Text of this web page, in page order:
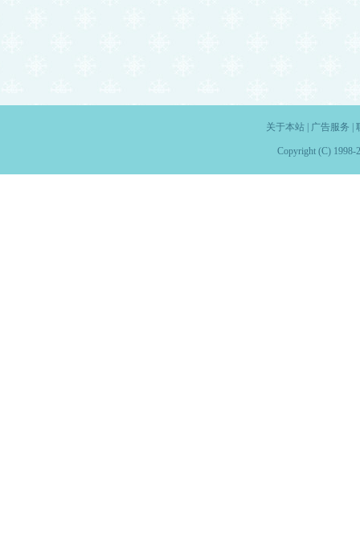
关于本站| 广告服务
Copyright (C) 1998-